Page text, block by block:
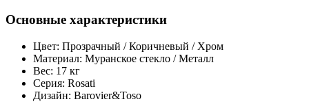
Основные характеристики
Цвет: Прозрачный / Коричневый / Хром
Материал: Муранское стекло / Металл
Вес: 17 кг
Серия: Rosati
Дизайн: Barovier&Toso